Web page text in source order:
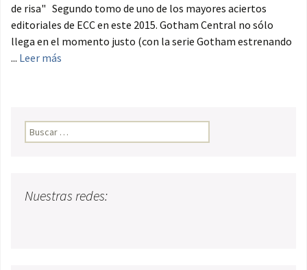
de risa" Segundo tomo de uno de los mayores aciertos
editoriales de ECC en este 2015. Gotham Central no sólo
llega en el momento justo (con la serie Gotham estrenando
... Leer más
Buscar:
Nuestras redes: